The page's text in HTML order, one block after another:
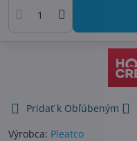
Pridať k Obľúbeným
Výrobca: Pleatco